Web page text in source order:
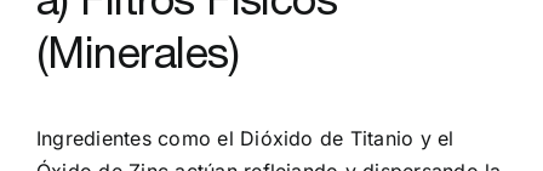
(Minerales)
Ingredientes como el Dióxido de Titanio y el